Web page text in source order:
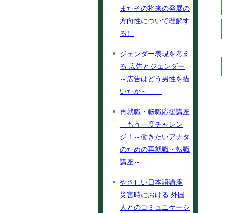
またその将来の発展の
方向性について理解す
る）
ジェンダー表現を考え
る 広告とジェンダー
～広告はどう男性を描
いたか～
再就職・転職応援講座
もう一度チャレン
ジ！～働きたいアナタ
のための再就職・転職
講座～
やさしい日本語講座
災害時における 外国
人とのコミュニケーシ